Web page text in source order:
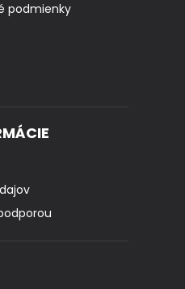
podmienky